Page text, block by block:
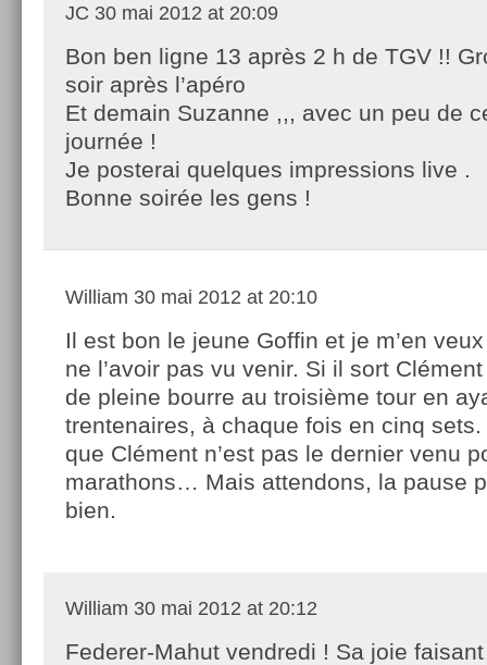
JC 30 mai 2012 at 20:09
Bon ben ligne 13 après 2 h de TGV !!
soir après l’apéro
Et demain Suzanne ,,, avec un peu de
journée !
Je posterai quelques impressions live .
Bonne soirée les gens !
William 30 mai 2012 at 20:10
Il est bon le jeune Goffin et je m’en
ne l’avoir pas vu venir. Si il sort
de pleine bourre au troisième tour en
trentenaires, à chaque fois en cinq sets.
que Clément n’est pas le dernier venu
marathons… Mais attendons, la pause
bien.
William 30 mai 2012 at 20:12
Federer-Mahut vendredi ! Sa joie